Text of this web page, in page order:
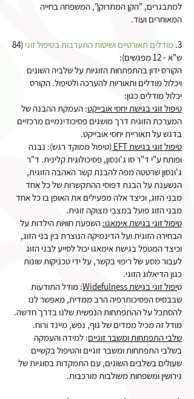
למתבגרים, "הקן המתרוקן", המשפחה בחייה
המאוחרים ועוד.
3. מודלים תאורטיים ושיטות התערבות בטיפול זוגי (84
ש"א - 12 מפגשים):
הקורס ידון בהתפתחות הזוגיות על שלביה השונים
ויכלול מודלים ותאוריות להערכה ולטיפול. הקורס
יכלול מודלים כגון:
טיפול זוגי בגישת יחסי אובייקט: העמקת ההבנה של
המערכת הזוגית דרך מושגים פסיכודינמיים מרכזיים
בדגש על תאוריית יחסי אובייקט.
טיפול זוגי בגישת EFT
(טיפול ממוקד רגש): נבנה
ופותח ע"י ד"ר סו ג'ונסון, פסיכולוגית קלינית. ד"ר
ג'ונסון שרטטה מפה להבנת קשר האהבה הזוגית,
הנשענת על הבנת דפוסי ההתקשרות של כל אחד
מבני הזוג, וכיצד אלה מפעילים את האופן בו כל אחד
מבני הזוג פועל במצבי מצוקה זוגית.
טיפול זוגי בגישת אימאגו: השפעת חוויות הילדות על
הבחירה הזוגית ועל הדינמיקה הנוצרת בין בני הזוג,
וכיצד המטפל בגישת אימאגו יכול לסייע לבני הזוג
לעבור מסע של ריפוי בקשר, על ידי טכניקות שונות
כגון הדיאלוג הזוגי.
טיפול זוגי בגישת Widefulness
: מודל התודעות
שבבסיס הפסיכותרפיה הרב ממדית, מאפשר לנו
להסתכל על ההתפתחות הנפשית שלנו בדרך חדשה.
מודל זה מכיל ממדים של גוף, נפש, מיינד ורוח.
שלבי התפתחות ומשבר זוגיים: למידה והעמקה
בשלבי התפתחות ומשבר זוגיים והטיפול בקשיים
שעולים בשלבים השונים, עם התמקדות בסוגיות של
גירושין ומשפחות משולבות מורכבות.